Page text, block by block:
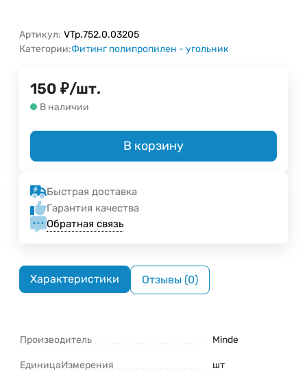
Артикул: VTp.752.0.03205
Категории:Фитинг полипропилен - угольник
150 ₽/шт.
В наличии
В корзину
Быстрая доставка
Гарантия качества
Обратная связь
Характеристики Отзывы (0)
Производитель Minde
ЕдиницаИзмерения шт